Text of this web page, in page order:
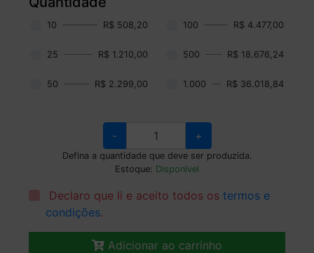
10 R$ 508,20 100 R$ 4.477,00
25 R$ 1.210,00 500 R$ 18.676,24
50 R$ 2.299,00 1.000 R$ 36.018,84
- +
Defina a quantidade que deve ser produzida.
Estoque: Disponível
Declaro que li e aceito todos ostermos e
condições.
Adicionar ao carrinho